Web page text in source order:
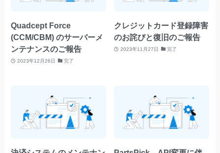
Quadcept Force
(CCM/CBM) のサーバーメ
ンテナンスのご報告
2023年12月26日 完了
クレジットカード登録障害
のお詫びと復旧のご報告
2023年11月27日 完了